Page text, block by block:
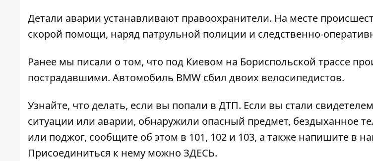
Детали аварии устанавливают правоохранители. На месте
скорой помощи, наряд патрульной полиции и следственно-
Ранее мы писали о том, что под Киевом на Бориспольской трассе
пострадавшими. Автомобиль BMW сбил двоих велосипедистов.
Узнайте, что делать, если вы попали в ДТП. Если вы стали
ситуации или аварии, обнаружили опасный предмет, бездыханное
или поджог, сообщите об этом в 101, 102 и 103, а также напишите в
Присоединиться к нему можно ЗДЕСЬ.